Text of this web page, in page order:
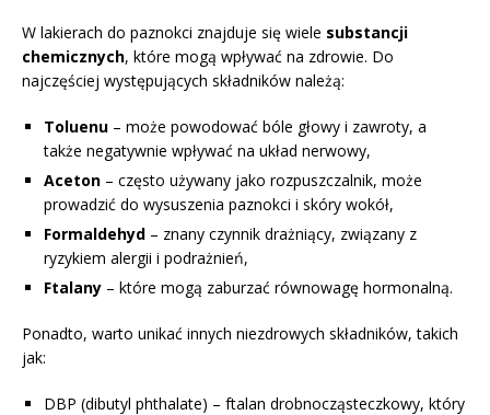
W lakierach do paznokci znajduje się wiele substancji
chemicznych, które mogą wpływać na zdrowie. Do
najczęściej występujących składników należą:
Toluenu – może powodować bóle głowy i zawroty, a
także negatywnie wpływać na układ nerwowy,
Aceton – często używany jako rozpuszczalnik, może
prowadzić do wysuszenia paznokci i skóry wokół,
Formaldehyd – znany czynnik drażniący, związany z
ryzykiem alergii i podrażnień,
Ftalany – które mogą zaburzać równowagę hormonalną.
Ponadto, warto unikać innych niezdrowych składników, takich
jak:
DBP (dibutyl phthalate) – ftalan drobnocząsteczkowy, który